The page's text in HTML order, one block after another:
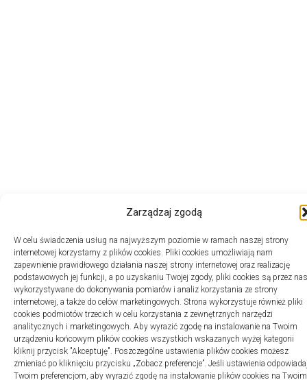
Zarządzaj zgodą
W celu świadczenia usług na najwyższym poziomie w ramach naszej strony
internetowej korzystamy z plików cookies. Pliki cookies umożliwiają nam
zapewnienie prawidłowego działania naszej strony internetowej oraz realizację
podstawowych jej funkcji, a po uzyskaniu Twojej zgody, pliki cookies są przez nas
wykorzystywane do dokonywania pomiarów i analiz korzystania ze strony
internetowej, a także do celów marketingowych. Strona wykorzystuje również pliki
cookies podmiotów trzecich w celu korzystania z zewnętrznych narzędzi
analitycznych i marketingowych. Aby wyrazić zgodę na instalowanie na Twoim
urządzeniu końcowym plików cookies wszystkich wskazanych wyżej kategorii
kliknij przycisk "Akceptuję". Poszczególne ustawienia plików cookies możesz
zmieniać po kliknięciu przycisku „Zobacz preferencje”. Jeśli ustawienia
Twoim preferencjom, aby wyrazić zgodę na instalowanie plików cookies na Twoim